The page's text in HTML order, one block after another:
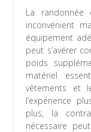
La
inconvénient
équipement
peut s’avérer
poids
matériel
vêtements et
l’expérience
plus, la
nécessaire